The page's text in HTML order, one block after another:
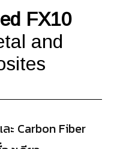
FX10
and
ะ Carbon Fiber